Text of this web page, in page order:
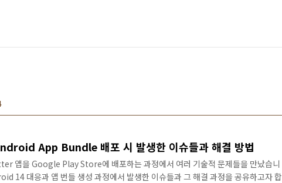
App Bundle 배포 시 발생한 이슈들과 해결 방법
앱을 Google Play Store에 배포하는 과정에서 여러 기술적 문제들을 만났습니
14 대응과 앱 번들 생성 과정에서 발생한 이슈들과 그 해결 과정을 공유하고자 합